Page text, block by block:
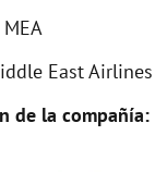
MEA
East Airlines
de la compañía: